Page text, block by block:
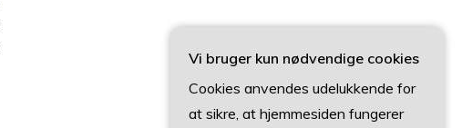
Vi bruger kun nødvendige cookies
Cookies anvendes udelukkende for
at sikre, at hjemmesiden fungerer